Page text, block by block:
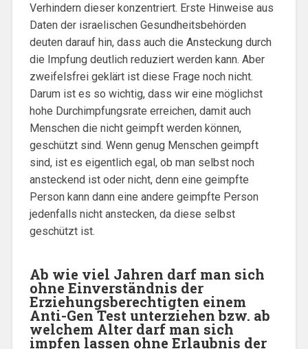
Verhindern dieser konzentriert. Erste Hinweise aus
Daten der israelischen Gesundheitsbehörden
deuten darauf hin, dass auch die Ansteckung durch
die Impfung deutlich reduziert werden kann. Aber
zweifelsfrei geklärt ist diese Frage noch nicht.
Darum ist es so wichtig, dass wir eine möglichst
hohe Durchimpfungsrate erreichen, damit auch
Menschen die nicht geimpft werden können,
geschützt sind. Wenn genug Menschen geimpft
sind, ist es eigentlich egal, ob man selbst noch
ansteckend ist oder nicht, denn eine geimpfte
Person kann dann eine andere geimpfte Person
jedenfalls nicht anstecken, da diese selbst
geschützt ist.
Ab wie viel Jahren darf man sich
ohne Einverständnis der
Erziehungsberechtigten einem
Anti-Gen Test unterziehen bzw. ab
welchem Alter darf man sich
impfen lassen ohne Erlaubnis der